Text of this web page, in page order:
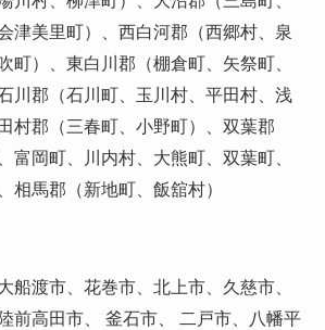
津美里町）、西白河郡（西郷村、泉
町）、東白川郡（棚倉町、矢祭町、
川郡（石川町、玉川村、平田村、浅
村郡（三春町、小野町）、双葉郡
富岡町、川内村、大熊町、双葉町、
相馬郡（新地町、飯舘村）
船渡市、花巻市、北上市、久慈市、
前高田市、 釜石市、 二戸市、八幡平